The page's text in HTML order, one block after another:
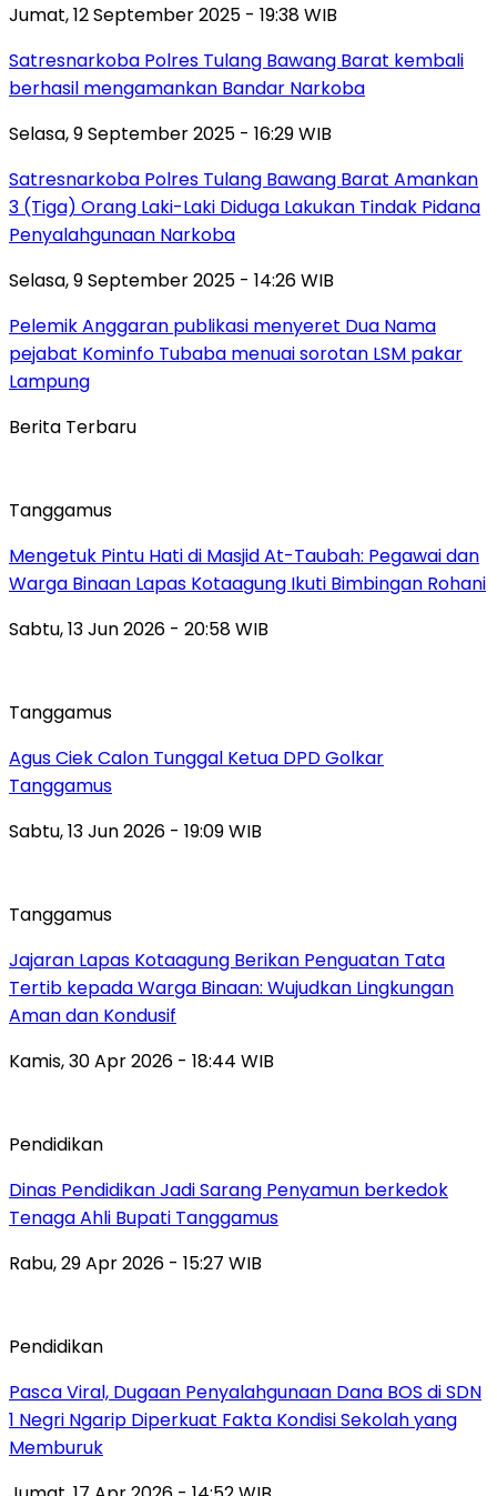
Jumat, 12 September 2025 - 19:38 WIB
Satresnarkoba Polres Tulang Bawang Barat kembali
berhasil mengamankan Bandar Narkoba
Selasa, 9 September 2025 - 16:29 WIB
Satresnarkoba Polres Tulang Bawang Barat Amankan
3 (Tiga) Orang Laki-Laki Diduga Lakukan Tindak Pidana
Penyalahgunaan Narkoba
Selasa, 9 September 2025 - 14:26 WIB
Pelemik Anggaran publikasi menyeret Dua Nama
pejabat Kominfo Tubaba menuai sorotan LSM pakar
Lampung
Berita Terbaru
Tanggamus
Mengetuk Pintu Hati di Masjid At-Taubah: Pegawai dan
Warga Binaan Lapas Kotaagung Ikuti Bimbingan Rohani
Sabtu, 13 Jun 2026 - 20:58 WIB
Tanggamus
Agus Ciek Calon Tunggal Ketua DPD Golkar
Tanggamus
Sabtu, 13 Jun 2026 - 19:09 WIB
Tanggamus
Jajaran Lapas Kotaagung Berikan Penguatan Tata
Tertib kepada Warga Binaan: Wujudkan Lingkungan
Aman dan Kondusif
Kamis, 30 Apr 2026 - 18:44 WIB
Pendidikan
Dinas Pendidikan Jadi Sarang Penyamun berkedok
Tenaga Ahli Bupati Tanggamus
Rabu, 29 Apr 2026 - 15:27 WIB
Pendidikan
Pasca Viral, Dugaan Penyalahgunaan Dana BOS di SDN
1 Negri Ngarip Diperkuat Fakta Kondisi Sekolah yang
Memburuk